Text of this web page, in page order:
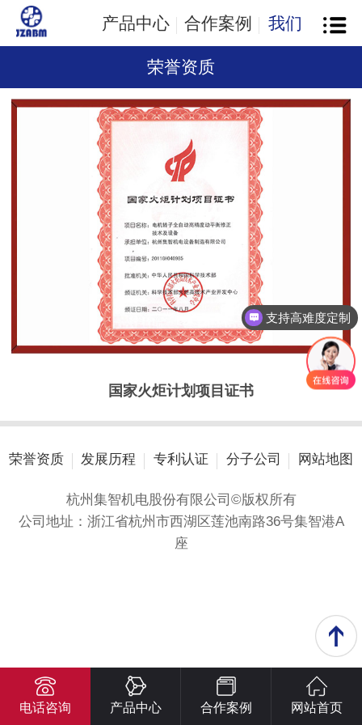
产品中心 合作案例 我们
荣誉资质
国家火炬计划项目证书
荣誉资质 发展历程 专利认证 分子公司 网站地图
杭州集智机电股份有限公司©版权所有
公司地址：浙江省杭州市西湖区莲池南路36号集智港A
座
电话咨询 产品中心 合作案例 网站首页
支持高难度定制